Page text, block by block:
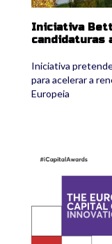
Iniciativa
candidaturas
Iniciativa
para acelerar a
Europeia